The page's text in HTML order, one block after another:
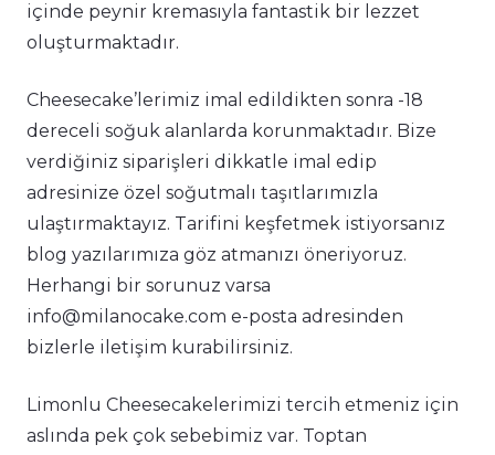
içinde peynir kremasıyla fantastik bir lezzet
oluşturmaktadır.
Cheesecake’lerimiz imal edildikten sonra -18
dereceli soğuk alanlarda korunmaktadır. Bize
verdiğiniz siparişleri dikkatle imal edip
adresinize özel soğutmalı taşıtlarımızla
ulaştırmaktayız. Tarifini keşfetmek istiyorsanız
blog yazılarımıza göz atmanızı öneriyoruz.
Herhangi bir sorunuz varsa
info@milanocake.com e-posta adresinden
bizlerle iletişim kurabilirsiniz.
Limonlu Cheesecakelerimizi tercih etmeniz için
aslında pek çok sebebimiz var. Toptan